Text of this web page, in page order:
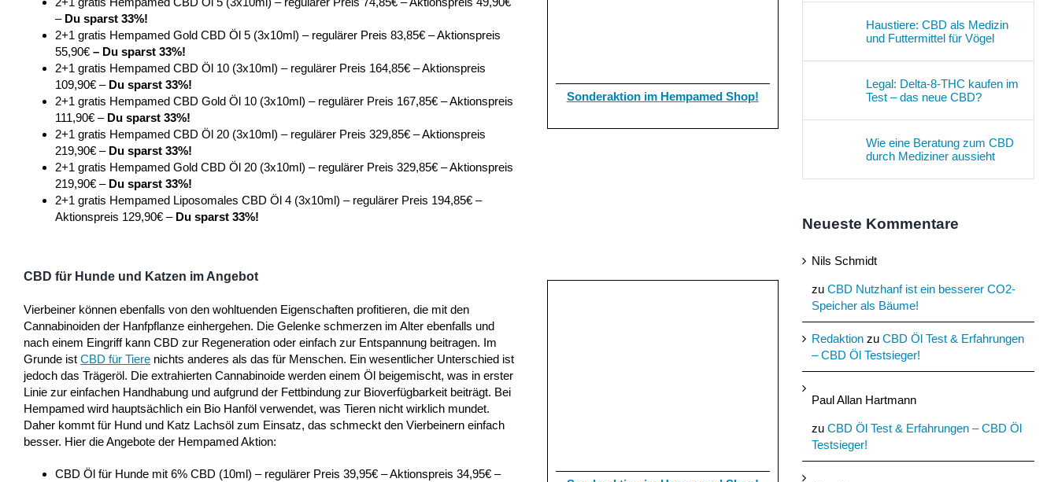
– Du sparst 33%!
2+1 gratis Hempamed Gold CBD Öl 5 (3x10ml) – regulärer Preis 83,85€ – Aktionspreis
55,90€ – Du sparst 33%!
2+1 gratis Hempamed CBD Öl 10 (3x10ml) – regulärer Preis 164,85€ – Aktionspreis
109,90€ – Du sparst 33%!
2+1 gratis Hempamed CBD Gold Öl 10 (3x10ml) – regulärer Preis 167,85€ – Aktionspreis
111,90€ – Du sparst 33%!
2+1 gratis Hempamed CBD Öl 20 (3x10ml) – regulärer Preis 329,85€ – Aktionspreis
219,90€ – Du sparst 33%!
2+1 gratis Hempamed Gold CBD Öl 20 (3x10ml) – regulärer Preis 329,85€ – Aktionspreis
219,90€ – Du sparst 33%!
2+1 gratis Hempamed Liposomales CBD Öl 4 (3x10ml) – regulärer Preis 194,85€ –
Aktionspreis 129,90€ – Du sparst 33%!
Sonderaktion im Hempamed Shop!
CBD für Hunde und Katzen im Angebot
Vierbeiner können ebenfalls von den wohltuenden Eigenschaften profitieren, die mit den
Cannabinoiden der Hanfpflanze einhergehen. Die Gelenke schmerzen im Alter ebenfalls und
nach einem Eingriff kann CBD zur Regeneration oder einfach zur Entspannung beitragen. Im
Grunde ist CBD für Tierenichts anderes als das für Menschen. Ein wesentlicher Unterschied ist
jedoch das Trägeröl. Die extrahierten Cannabinoide werden einem Öl beigemischt, was in erster
Linie zur einfachen Handhabung und aufgrund der Fettbindung zur Bioverfügbarkeit beiträgt. Bei
Hempamed wird hauptsächlich ein Bio Hanföl verwendet, was Tieren nicht wirklich mundet.
Daher kommt für Hund und Katz Lachsöl zum Einsatz, das schmeckt den Vierbeinern einfach
besser. Hier die Angebote der Hempamed Aktion:
CBD Öl für Hunde mit 6% CBD (10ml) – regulärer Preis 39,95€ – Aktionspreis 34,95€ –
Haustiere: CBD als Medizin
und Futtermittel für Vögel
Legal: Delta-8-THC kaufen im
Test – das neue CBD?
Wie eine Beratung zum CBD
durch Mediziner aussieht
Neueste Kommentare
Nils Schmidt
zu CBD Nutzhanf ist ein besserer CO2-
Speicher als Bäume!
Redaktion zu CBD Öl Test & Erfahrungen
– CBD Öl Testsieger!
Paul Allan Hartmann
zu CBD Öl Test & Erfahrungen – CBD Öl
Testsieger!